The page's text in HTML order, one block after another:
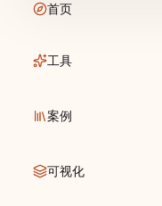
首页
工具
案例
可视化